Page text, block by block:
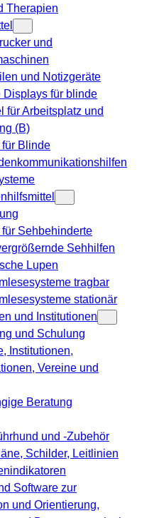
Therapien
und
und Notizgeräte
Displays für blinde
für Arbeitsplatz und
(B)
Blinde
Sehbehinderte
Sehhilfen
Lupen
tragbar
stationär
und Institutionen
und Schulung
Institutionen,
Vereine und
Beratung
und -Zubehör
Schilder, Leitlinien
Software zur
und Orientierung,